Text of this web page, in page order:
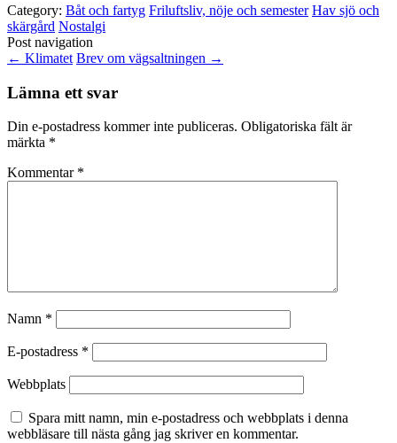
Category: Båt och fartyg Friluftsliv, nöje och semester Hav sjö och
skärgård Nostalgi
Post navigation
← Klimatet Brev om vägsaltningen →
Lämna ett svar
Din e-postadress kommer inte publiceras. Obligatoriska fält är
märkta *
Kommentar *
Namn *
E-postadress *
Webbplats
Spara mitt namn, min e-postadress och webbplats i denna
webbläsare till nästa gång jag skriver en kommentar.